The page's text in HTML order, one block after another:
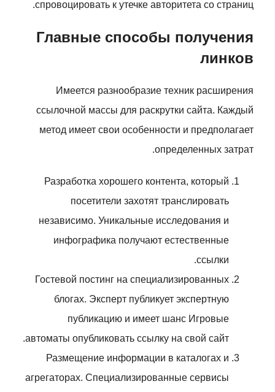
спровоцировать к утечке авторитета со страниц.
Главные способы получения
линков
Имеется разнообразие техник расширения
ссылочной массы для раскрутки сайта. Каждый
метод имеет свои особенности и предполагает
определенных затрат.
Разработка хорошего контента, который
посетители захотят транслировать
независимо. Уникальные исследования и
инфографика получают естественные
ссылки.
Гостевой постинг на специализированных
блогах. Эксперт публикует экспертную
публикацию и имеет шанс Игровые
автоматы опубликовать ссылку на свой сайт.
Размещение информации в каталогах и
агрегаторах. Специализированные сервисы